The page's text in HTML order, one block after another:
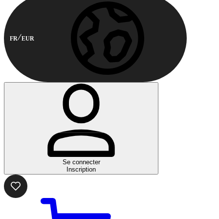
FR EUR
Se connecter
Inscription